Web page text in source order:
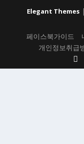
Elegant Themes
페이스북가이드
개인정보취급